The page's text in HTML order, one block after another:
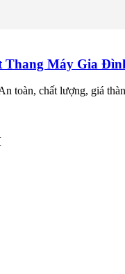
Thang Máy Gia
toàn, chất lượng, giá